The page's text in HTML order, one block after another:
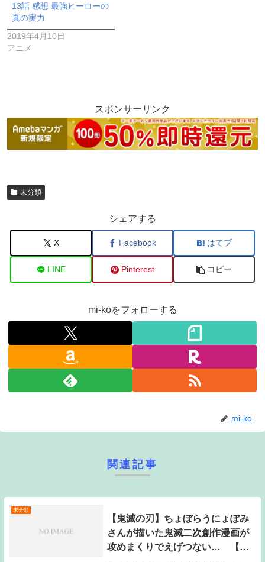
13話 感想 最強ヒーローの
真の実力
2019年4月10日
アニメ
スポンサーリンク
未分類
シェアする
X Facebook はてブ
LINE Pinterest コピー
mi-koをフォローする
mi-ko
関連記事
未分類
【鬼滅の刃】ちょぼらうにょぽみ
さんが描いた鬼滅二次創作漫画が
攻めまくりでえげつない… 【閲